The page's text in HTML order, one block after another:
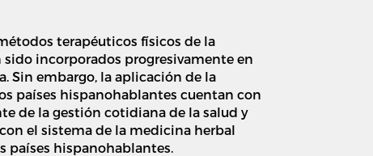
terapéuticos físicos de la
sido incorporados progresivamente en
Sin embargo, la aplicación de la
países hispanohablantes cuentan con
de la gestión cotidiana de la salud y
el sistema de la medicina herbal
países hispanohablantes.